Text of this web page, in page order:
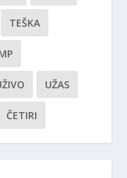
TEŠKA
UŽAS
ČETIRI